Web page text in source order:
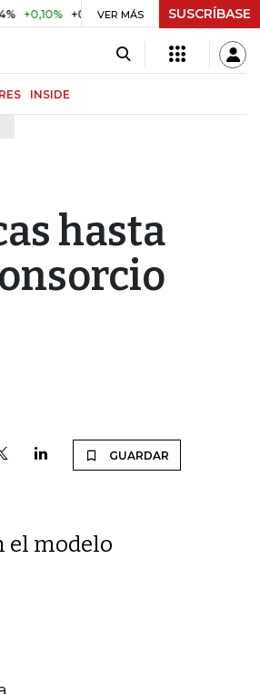
+0,98% UVR $ 416,86 +$ 0,05
VER MÁS SUSCRÍBASE
INSIDE
hasta
GUARDAR
el modelo